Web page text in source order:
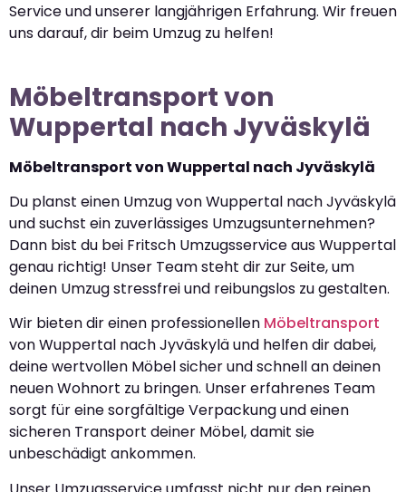
Service und unserer langjährigen Erfahrung. Wir freuen
uns darauf, dir beim Umzug zu helfen!
Möbeltransport von
Wuppertal nach Jyväskylä
Möbeltransport von Wuppertal nach Jyväskylä
Du planst einen Umzug von Wuppertal nach Jyväskylä
und suchst ein zuverlässiges Umzugsunternehmen?
Dann bist du bei Fritsch Umzugsservice aus Wuppertal
genau richtig! Unser Team steht dir zur Seite, um
deinen Umzug stressfrei und reibungslos zu gestalten.
Wir bieten dir einen professionellen Möbeltransport
von Wuppertal nach Jyväskylä und helfen dir dabei,
deine wertvollen Möbel sicher und schnell an deinen
neuen Wohnort zu bringen. Unser erfahrenes Team
sorgt für eine sorgfältige Verpackung und einen
sicheren Transport deiner Möbel, damit sie
unbeschädigt ankommen.